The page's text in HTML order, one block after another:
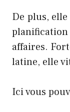
De plus,
affaires.
latine, elle
Ici vous